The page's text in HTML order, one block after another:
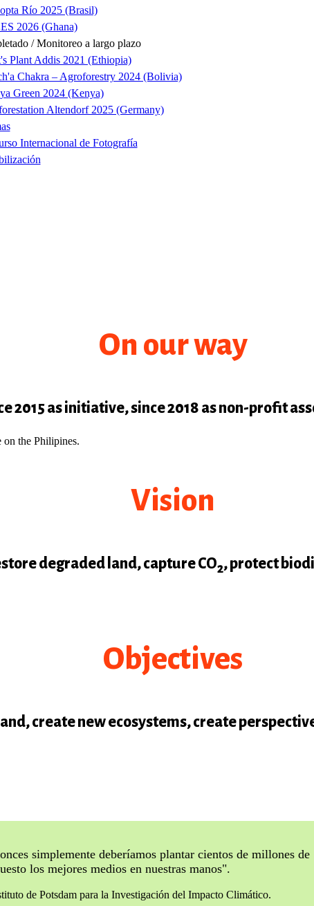
Río 2025 (Brasil)
2026 (Ghana)
/ Monitoreo a largo plazo
Plant Addis 2021 (Ethiopia)
Chakra – Agroforestry 2024 (Bolivia)
Green 2024 (Kenya)
Altendorf 2025 (Germany)
Internacional de Fotografía
On our way
2015 as initiative, since 2018 as non-profit
Vision
degraded land, capture CO2, protect
Objectives
create new ecosystems, create
simplemente deberíamos plantar cientos de millones de
los mejores medios en nuestras manos".
de Potsdam para la Investigación del Impacto Climático.